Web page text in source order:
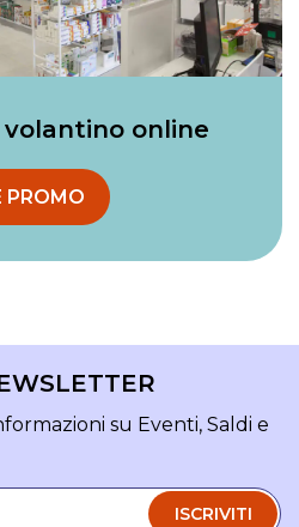
online
PROMO
su Eventi, Saldi e
ISCRIVITI